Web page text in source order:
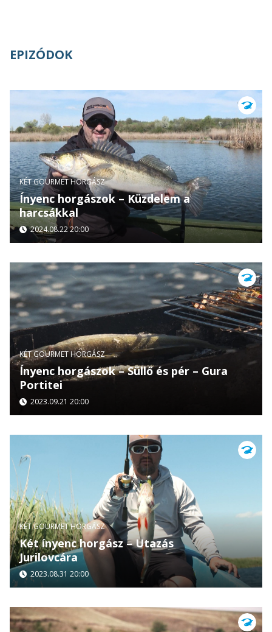
EPIZÓDOK
KÉT GOURMET HORGÁSZ
Ínyenc horgászok – Küzdelem a
harcsákkal
2024.08.22 20:00
KÉT GOURMET HORGÁSZ
Ínyenc horgászok – Süllő és pér – Gura
Portitei
2023.09.21 20:00
KÉT GOURMET HORGÁSZ
Két ínyenc horgász – Utazás
Jurilovcára
2023.08.31 20:00